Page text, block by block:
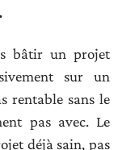
bâtir un projet
sur un
rentable sans le
pas avec. Le
déjà sain, pas